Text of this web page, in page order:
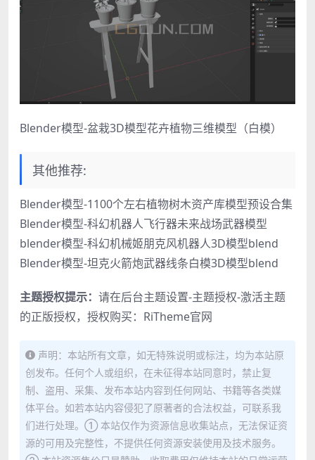
Blender模型-盆栽3D模型花卉植物三维模型（白模）
其他推荐:
Blender模型-1100个左右植物树木资产库模型预设合集
Blender模型-科幻机器人飞行器未来战场武器模型
blender模型-科幻机械姬朋克风机器人3D模型blend
Blender模型-坦克火箭炮武器线条白模3D模型blend
主题授权提示： 请在后台主题设置-主题授权-激活主题
的正版授权，授权购买： RiTheme官网
声明：本站所有文章，如无特殊说明或标注，均为本站原
创发布。任何个人或组织，在未征得本站同意时，禁止复
制、盗用、采集、发布本站内容到任何网站、书籍等各类媒
体平台。如若本站内容侵犯了原著者的合法权益，可联系我
们进行处理。① 本站仅作为资源信息收集站点，无法保证资
源的可用及完整性，不提供任何资源安装使用及技术服务。